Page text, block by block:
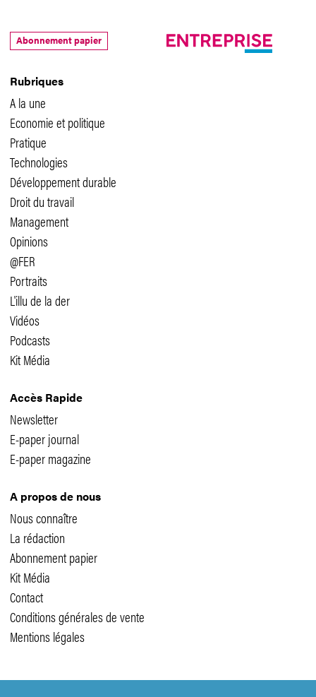
Rubriques
A la une
Economie et politique
Pratique
Technologies
Développement durable
Droit du travail
Management
Opinions
@FER
Portraits
L'illu de la der
Vidéos
Podcasts
Kit Média
Accès Rapide
Newsletter
E-paper journal
E-paper magazine
A propos de nous
Nous connaître
La rédaction
Abonnement papier
Kit Média
Contact
Conditions générales de vente
Mentions légales
Abonnement papier